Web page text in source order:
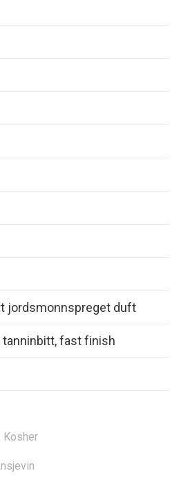
jordsmonnspreget duft
fast finish
Kosher